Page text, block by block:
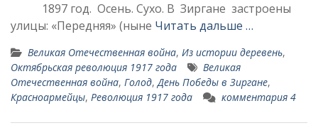
1897 год. Осень. Сухо. В Зиргане застроены
улицы: «Передняя» (ныне Читать дальше …
Великая Отечественная война, Из истории деревень,
Октябрьская революция 1917 года
Великая
Отечественная война, Голод,День Победы в Зиргане,
Красноармейцы, Революция 1917 года комментария 4